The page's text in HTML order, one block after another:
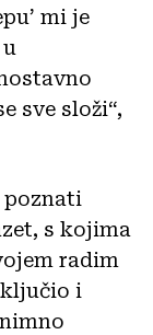
mi je
sve složi“,
poznati
s kojima
radim
i